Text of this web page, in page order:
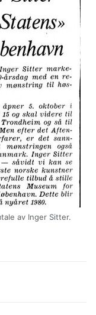
av Inger Sitter.